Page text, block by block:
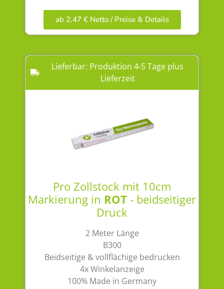
ab 2,47 € Netto / Preise & Details
Lieferbar: Produktion 4-5 Tage plus
Lieferzeit
Pro Zollstock mit 10cm
Markierung in ROT- beidseitiger
Druck
2 Meter Länge
B300
Beidseitige & vollflächige bedrucken
4x Winkelanzeige
100% Made in Germany